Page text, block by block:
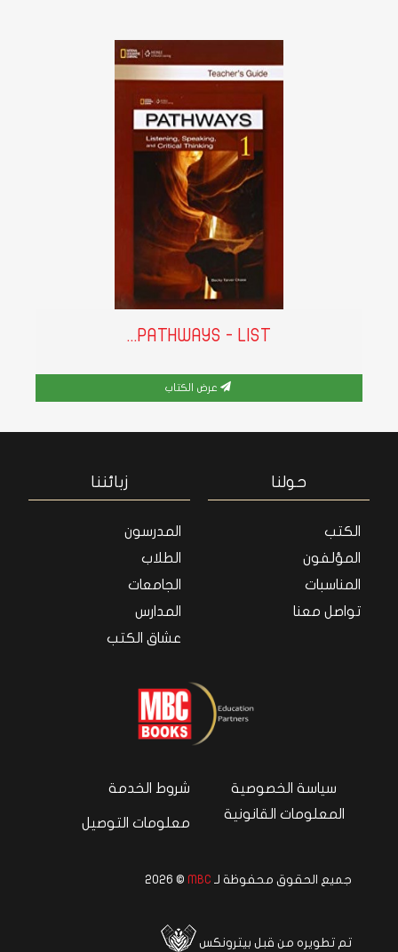
PATHWAYS - LIST...
عرض الكتاب
حولنا
الكتب
المؤلفون
المناسبات
تواصل معنا
زبائننا
المدرسون
الطلاب
الجامعات
المدارس
عشاق الكتب
سياسة الخصوصية
المعلومات القانونية
شروط الخدمة
معلومات التوصيل
جميع الحقوق محفوظة لـ MBC
© 2026
تم تطويره من قبل بيترونكس